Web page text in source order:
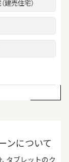
建売住宅）
ンについて
タブレットのク